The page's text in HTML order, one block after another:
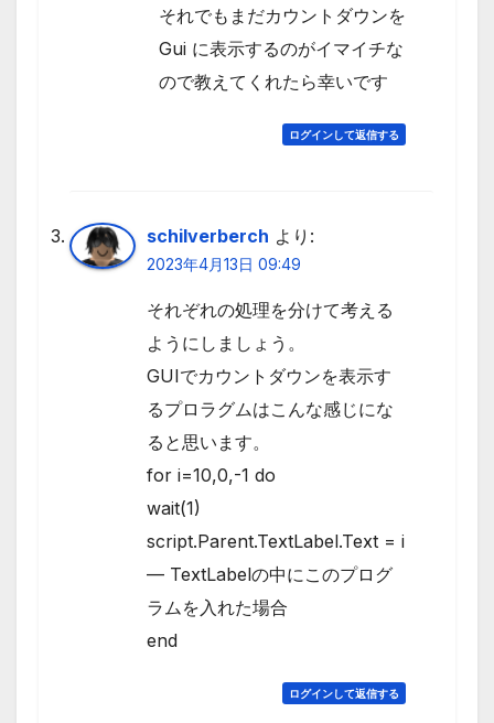
それでもまだカウントダウンを
Gui に表示するのがイマイチな
ので教えてくれたら幸いです
ログインして返信する
schilverberch より:
2023年4月13日 09:49
それぞれの処理を分けて考える
ようにしましょう。
GUIでカウントダウンを表示す
るプロラグムはこんな感じにな
ると思います。
for i=10,0,-1 do
wait(1)
script.Parent.TextLabel.Text = i
— TextLabelの中にこのプログ
ラムを入れた場合
end
ログインして返信する